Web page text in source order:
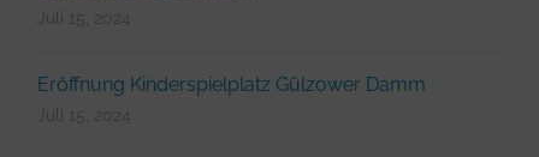
Juli 15, 2024
Eröffnung Kinderspielplatz Gülzower Damm
Juli 15, 2024